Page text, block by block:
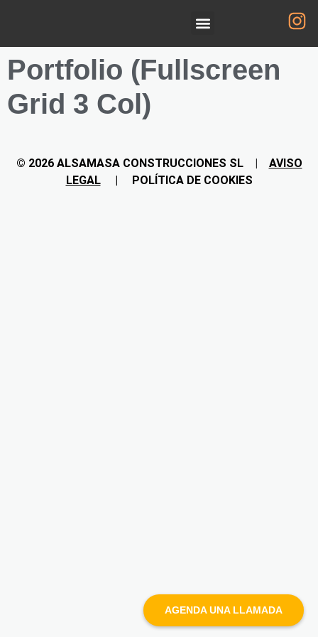
AGENDA UNA LLAMADA
Portfolio (Fullscreen
Grid 3 Col)
© 2026 ALSAMASA CONSTRUCCIONES SL | AVISO
LEGAL| POLÍTICA DE COOKIES